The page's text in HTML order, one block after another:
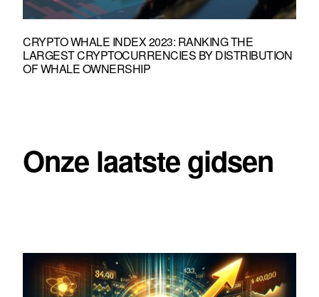
CRYPTO WHALE INDEX 2023: RANKING THE
LARGEST CRYPTOCURRENCIES BY DISTRIBUTION
OF WHALE OWNERSHIP
Onze laatste gidsen